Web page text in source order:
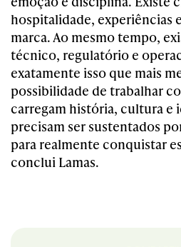
hospitalidade, experiências
marca. Ao mesmo tempo,
técnico, regulatório e
exatamente isso que mais
possibilidade de trabalhar
carregam história, cultura e
precisam ser sustentados
para realmente conquistar
conclui Lamas.